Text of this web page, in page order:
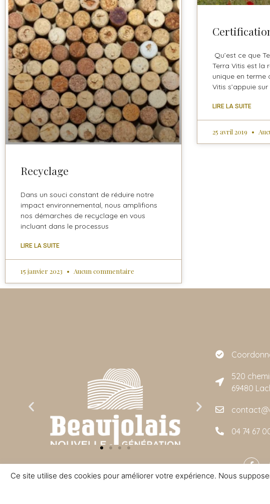
Recyclage
Dans un souci constant de réduire notre
impact environnemental, nous amplifions
nos démarches de recyclage en vous
incluant dans le processus
LIRE LA SUITE
15 janvier 2023 Aucun commentaire
Qu’est ce que
Terra Vitis est la
unique en terme
Vitis s’appuie sur
LIRE LA SUITE
25 avril 2019
520
69480
04 74 67
est remarquable et son rapport
imbattable.
Colin
Ce site utilise des cookies pour améliorer votre expérience. Nous